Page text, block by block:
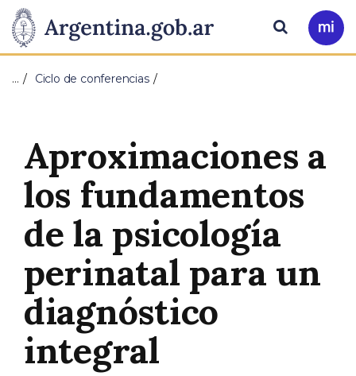
Presidencia
de
Nación
Pasar al contenido principal
Ir
a
Buscar
… Ciclo de conferencias
Aproximaciones a
los fundamentos
de la psicología
perinatal para un
diagnóstico
integral